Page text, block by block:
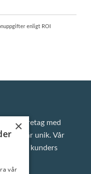
enligt ROI
med
är unik. Vår
våra kunders
×
vår